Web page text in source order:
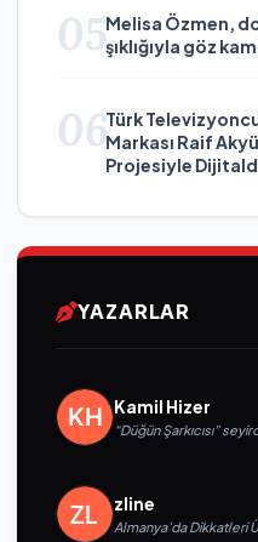
05Melisa Özmen,
şıklığıyla göz
06Türk
Markası Raif
Projesiyle
YAZARLAR
Kamil Hizer
“Düğün Şarkıcısı”
zline
Almanya’da Dikkatleri